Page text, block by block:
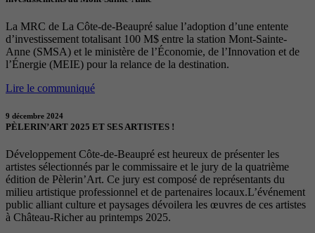
La MRC de La Côte-de-Beaupré salue l’adoption d’une entente
d’investissement totalisant 100 M$ entre la station Mont-Sainte-
Anne (SMSA) et le ministère de l’Économie, de l’Innovation et de
l’Énergie (MEIE) pour la relance de la destination.
Lire le communiqué
9 décembre 2024
PÈLERIN’ART 2025 ET SES ARTISTES !
Développement Côte-de-Beaupré est heureux de présenter les
artistes sélectionnés par le commissaire et le jury de la quatrième
édition de Pèlerin’Art. Ce jury est composé de représentants du
milieu artistique professionnel et de partenaires locaux.L’événement
public alliant culture et paysages dévoilera les œuvres de ces artistes
à Château-Richer au printemps 2025.